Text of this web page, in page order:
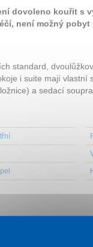
dovoleno kouřit s
není možný pobyt
standard,
i suite mají vlastní
a sedací
obědů.